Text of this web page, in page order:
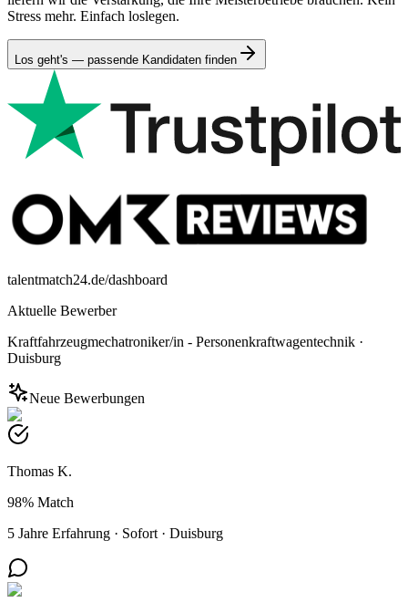
Stress mehr. Einfach loslegen.
Los geht's — passende Kandidaten finden
talentmatch24.de/dashboard
Aktuelle Bewerber
Kraftfahrzeugmechatroniker/in - Personenkraftwagentechnik ·
Duisburg
Neue Bewerbungen
Thomas K.
98% Match
5 Jahre Erfahrung · Sofort · Duisburg